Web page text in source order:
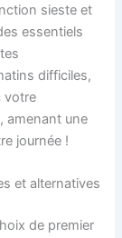
sieste et
essentiels
difficiles,
votre
amenant une
journée !
et alternatives
de premier